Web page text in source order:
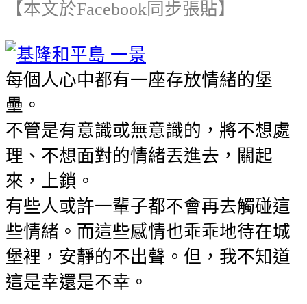
【本文於Facebook同步張貼】
每個人心中都有一座存放情緒的堡
壘。
不管是有意識或無意識的，將不想處
理、不想面對的情緒丟進去，關起
來，上鎖。
有些人或許一輩子都不會再去觸碰這
些情緒。而這些感情也乖乖地待在城
堡裡，安靜的不出聲。但，我不知道
這是幸還是不幸。